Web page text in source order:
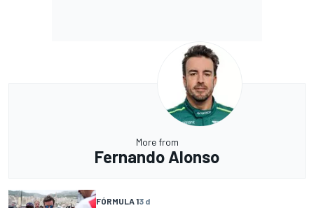
More from
Fernando Alonso
FÓRMULA 13 d